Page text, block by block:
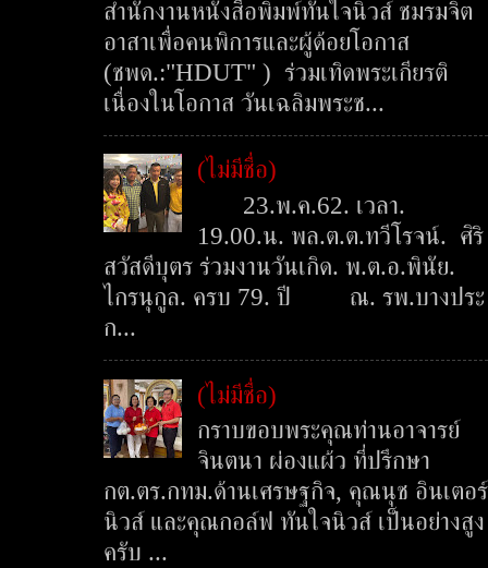
สำนักงานหนังสือพิมพ์ทันใจนิวส์ ชมรมจิต
อาสาเพื่อคนพิการและผู้ด้อยโอกาส
(ชพด.:"HDUT" ) ร่วมเทิดพระเกียรติ
เนื่องในโอกาส วันเฉลิมพระช...
(ไม่มีชื่อ)
23.พ.ค.62. เวลา.
19.00.น. พล.ต.ต.ทวีโรจน์. ศิริ
สวัสดีบุตร ร่วมงานวันเกิด. พ.ต.อ.พินัย.
ไกรนุกูล. ครบ 79. ปี ณ. รพ.บางประ
ก...
(ไม่มีชื่อ)
กราบขอบพระคุณท่านอาจารย์
จินตนา ผ่องแผ้ว ที่ปรึกษา
กต.ตร.กทม.ด้านเศรษฐกิจ, คุณนุช อินเตอร์
นิวส์ และคุณกอล์ฟ ทันใจนิวส์ เป็นอย่างสูง
ครับ ...